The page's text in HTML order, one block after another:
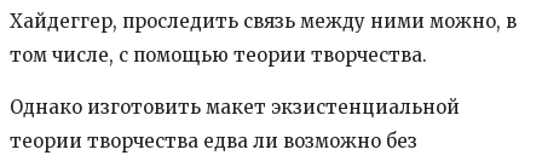
Хайдеггер, проследить связь между ними можно, в
том числе, с помощью теории творчества.
Однако изготовить макет экзистенциальной
теории творчества едва ли возможно без